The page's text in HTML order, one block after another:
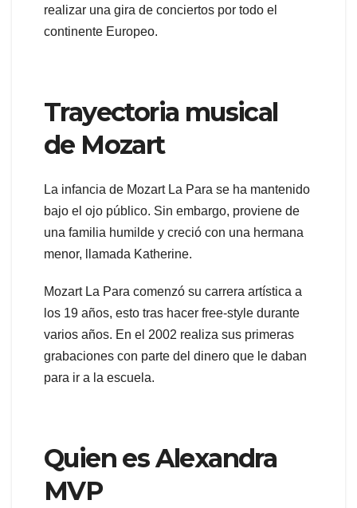
realizar una gira de conciertos por todo el
continente Europeo.
Trayectoria musical
de Mozart
La infancia de Mozart La Para se ha mantenido
bajo el ojo público. Sin embargo, proviene de
una familia humilde y creció con una hermana
menor, llamada Katherine.
Mozart La Para comenzó su carrera artística a
los 19 años, esto tras hacer free-style durante
varios años. En el 2002 realiza sus primeras
grabaciones con parte del dinero que le daban
para ir a la escuela.
Quien es Alexandra
MVP